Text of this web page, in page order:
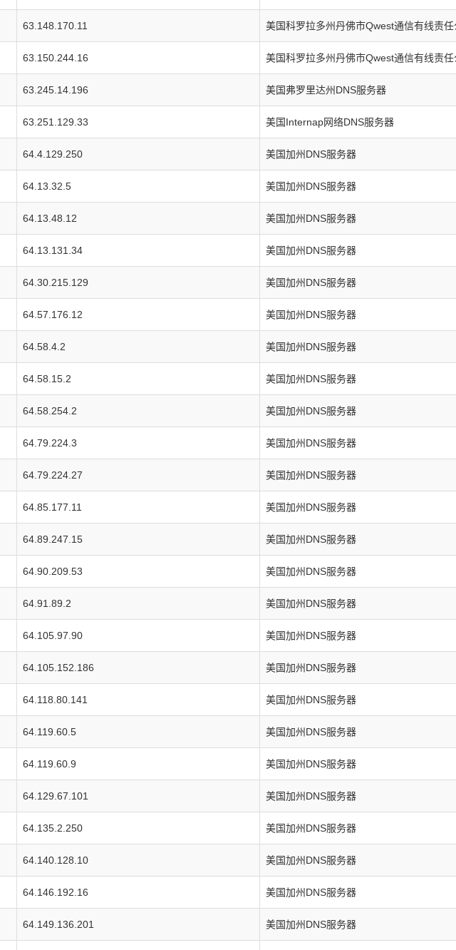
63.148.170.11 美国科罗拉多州丹佛市Qwest通信有线责
63.150.244.16 美国科罗拉多州丹佛市Qwest通信有线责
63.245.14.196 美国弗罗里达州DNS服务器
63.251.129.33 美国Internap网络DNS服务器
64.4.129.250 美国加州DNS服务器
64.13.32.5 美国加州DNS服务器
64.13.48.12 美国加州DNS服务器
64.13.131.34 美国加州DNS服务器
64.30.215.129 美国加州DNS服务器
64.57.176.12 美国加州DNS服务器
64.58.4.2 美国加州DNS服务器
64.58.15.2 美国加州DNS服务器
64.58.254.2 美国加州DNS服务器
64.79.224.3 美国加州DNS服务器
64.79.224.27 美国加州DNS服务器
64.85.177.11 美国加州DNS服务器
64.89.247.15 美国加州DNS服务器
64.90.209.53 美国加州DNS服务器
64.91.89.2 美国加州DNS服务器
64.105.97.90 美国加州DNS服务器
64.105.152.186 美国加州DNS服务器
64.118.80.141 美国加州DNS服务器
64.119.60.5 美国加州DNS服务器
64.119.60.9 美国加州DNS服务器
64.129.67.101 美国加州DNS服务器
64.135.2.250 美国加州DNS服务器
64.140.128.10 美国加州DNS服务器
64.146.192.16 美国加州DNS服务器
64.149.136.201 美国加州DNS服务器